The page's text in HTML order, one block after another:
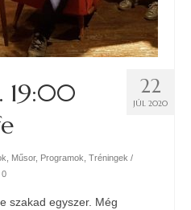
22
JÚL 2020
19:00
Műsor, Programok Tréningek /
0
szakad egyszer. Még